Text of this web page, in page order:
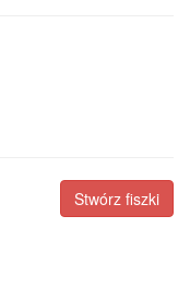
Stwórz fiszki